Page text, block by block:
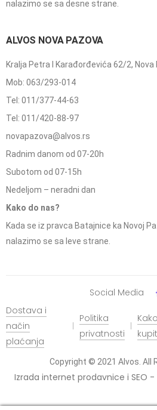
nalazimo se sa desne strane.
ALVOS NOVA PAZOVA
Kralja Petra I Karađorđevića 62/2, Nova
Mob: 063/293-014
Tel: 011/377-44-63
Tel: 011/420-88-97
novapazova@alvos.rs
Radnim danom od 07-20h
Subotom od 07-15h
Nedeljom – neradni dan
Kako do nas?
Kada se iz pravca Batajnice ka Novoj
nalazimo se sa leve strane.
Copyright © 2021 Alvos. All
Izrada internet prodavnice i SEO -
Dostava i
način
plaćanja
Politika
privatnosti
Kako
Social Media